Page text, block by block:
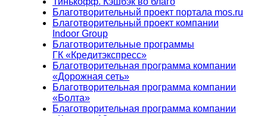
Благотворительный проект портала mos.ru
Благотворительный проект компании
Indoor Group
Благотворительные программы
ГК «Кредитэкспресс»
Благотворительная программа компании
«Дорожная сеть»
Благотворительная программа компании
«Болта»
Благотворительная программа компании